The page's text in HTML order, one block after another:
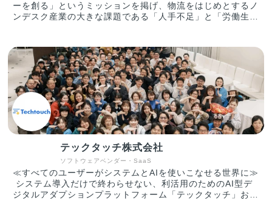
ーを創る」というミッションを掲げ、物流をはじめとするノ
ンデスク産業の大きな課題である「人手不足」と「労働生産
合計100兆円にも上り、「人材プラットフォーム事業」と
「ITプラットフォーム事業」を軸に事業を推進しています。
①人材プラットフォーム事業 転職したいノンデスクワーカ
ーと企業とを結びつけるサービスを提供中。現在展開してい
るサービスは、ノンデスク事業者向けの人材採用システム
『X Work（クロスワーク）』、物流・自動車整備・建設領
域に特化したエージェントの『ドライバーキャリア』『整備
士キャリア』『建職キャリア』を運営しています。 現在、
5,000社以上のクライアントと取引しており、業界トップク
ラスの各社からも厚い信頼を寄せられいます。業界に先駆け
て成果報酬型サービスを実施し、導入のしやすさから新たな
クライアントを獲得し急成長を果たしています。 ②ITプラ
ットフォーム（SaaS）事業 X Mile社は、人材プラットフォ
ーム事業で5,000以上のお客様と取引を進めてまいりまし
テックタッチ株式会社
ソフトウェアベンダー・SaaS
≪すべてのユーザーがシステムとAIを使いこなせる世界に≫
システム導入だけで終わらせない、利活用のためのAI型デ
ジタルアダプションプラットフォーム「テックタッチ」およ